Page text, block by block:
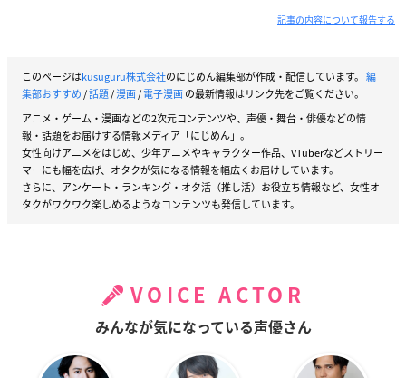
記事の内容について報告する
このページはkusuguru株式会社のにじめん編集部が作成・配信しています。 編
集部おすすめ/話題/漫画/電子漫画の最新情報はリンク先をご覧ください。
アニメ・ゲーム・漫画などの2次元コンテンツや、声優・舞台・俳優などの情
報・話題をお届けする情報メディア「にじめん」。
女性向けアニメをはじめ、少年アニメやキャラクター作品、VTuberなどストリー
マーにも幅を広げ、オタクが気になる情報を幅広くお届けしています。
さらに、アンケート・ランキング・オタ活（推し活）お役立ち情報など、女性オ
タクがワクワク楽しめるようなコンテンツも発信しています。
VOICE ACTOR
みんなが気になっている声優さん